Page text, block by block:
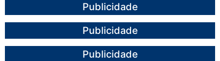
Publicidade
Publicidade
Publicidade